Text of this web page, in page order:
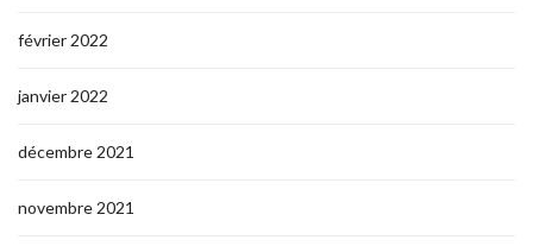
février 2022
janvier 2022
décembre 2021
novembre 2021